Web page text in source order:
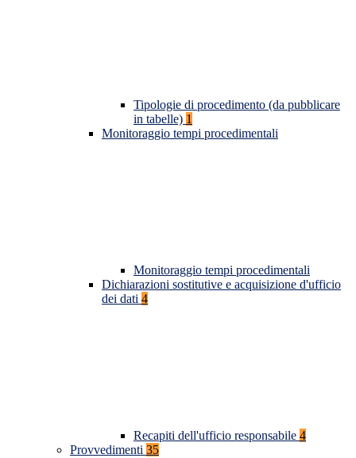
Tipologie di procedimento (da pubblicare
in tabelle) 1
Monitoraggio tempi procedimentali
Monitoraggio tempi procedimentali
Dichiarazioni sostitutive e acquisizione d'ufficio
dei dati 4
Recapiti dell'ufficio responsabile 4
Provvedimenti 35